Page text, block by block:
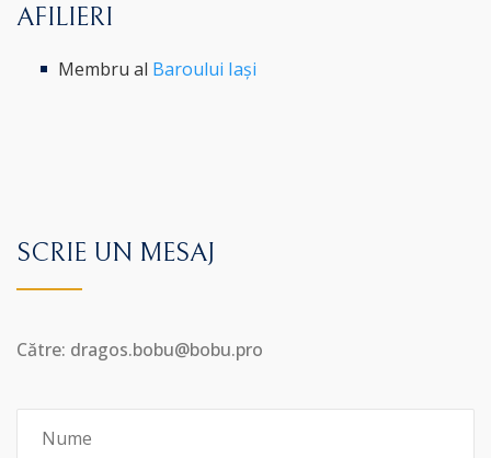
AFILIERI
Membru al Baroului Iași
SCRIE UN MESAJ
Către: dragos.bobu@bobu.pro